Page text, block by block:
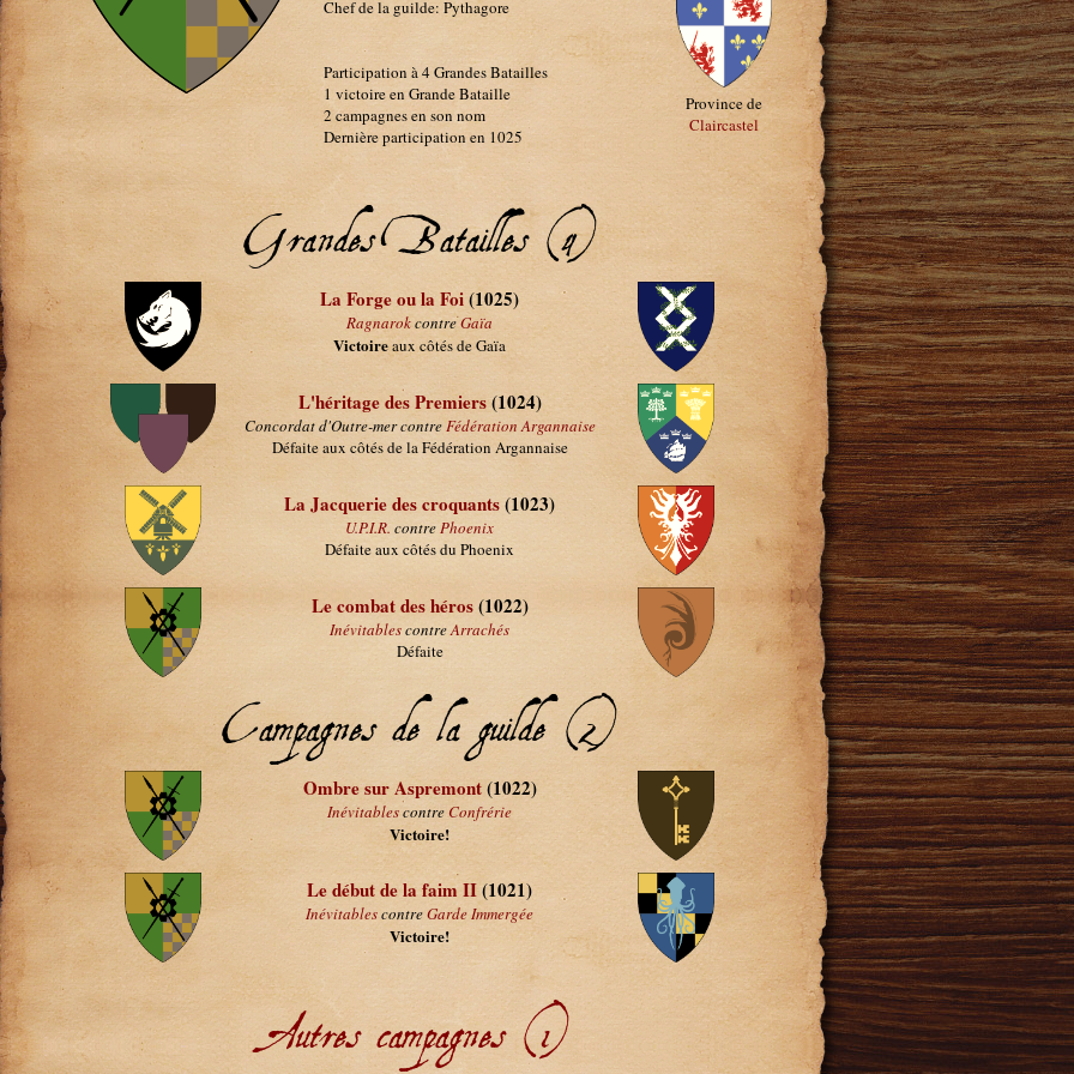
Chef de la guilde: Pythagore
Participation à 4 Grandes Batailles
1 victoire en Grande Bataille
2 campagnes en son nom
Dernière participation en 1025
Province de
Claircastel
Grandes Batailles (4)
La Forge ou la Foi(1025)
RagnarokcontreGaïa
Victoireaux côtés de Gaïa
L'héritage des Premiers(1024)
Concordat d'Outre-mer contreFédération Argannaise
Défaite aux côtés de la Fédération Argannaise
La Jacquerie des croquants(1023)
U.P.I.R.contrePhoenix
Défaite aux côtés du Phoenix
Le combat des héros(1022)
InévitablescontreArrachés
Défaite
Campagnes de la guilde (2)
Ombre sur Aspremont(1022)
InévitablescontreConfrérie
Victoire!
Le début de la faim II(1021)
InévitablescontreGarde Immergée
Victoire!
Autres campagnes (1)